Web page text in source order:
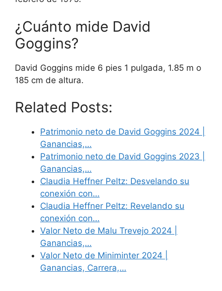
¿Cuánto mide David
Goggins?
David Goggins mide 6 pies 1 pulgada, 1.85 m o
185 cm de altura.
Related Posts:
Patrimonio neto de David Goggins 2024 |
Ganancias,…
Patrimonio neto de David Goggins 2023 |
Ganancias,…
Claudia Heffner Peltz: Desvelando su
conexión con…
Claudia Heffner Peltz: Revelando su
conexión con…
Valor Neto de Malu Trevejo 2024 |
Ganancias,…
Valor Neto de Miniminter 2024 |
Ganancias, Carrera,…